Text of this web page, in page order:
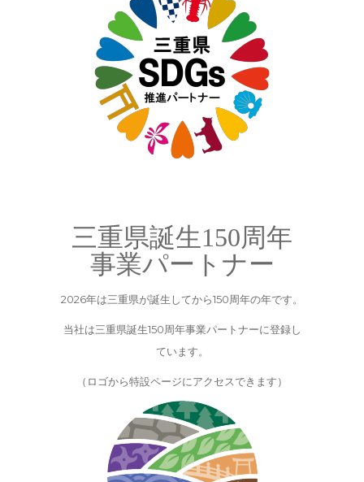
三重県誕生150周年
事業パートナー
2026年は三重県が誕生してから150周年の年です。
当社は三重県誕生150周年事業パートナーに登録し
ています。
（ロゴから特設ページにアクセスできます）